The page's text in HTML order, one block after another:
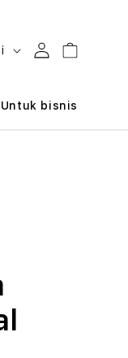
MasukKeranjang
Untuk bisnis